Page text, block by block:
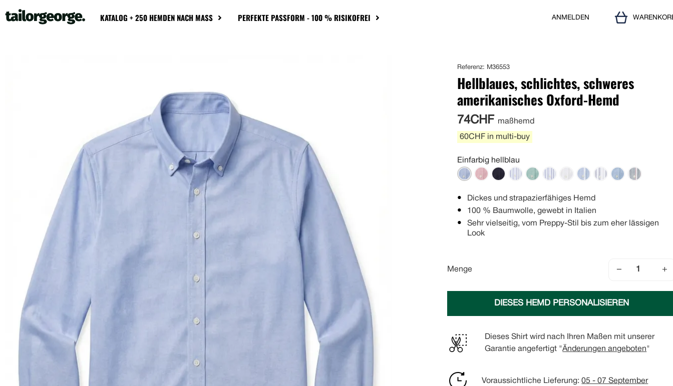
KATALOG + 250 HEMDEN NACH MASS PERFEKTE PASSFORM - 100 % RISIKOFREI ANMELDEN
Referenz: M36553
Hellblaues, schlichtes, schweres
amerikanisches Oxford-Hemd
74CHF maßhemd
60CHF in multi-buy
Einfarbig hellblau
Dickes und strapazierfähiges Hemd
100 % Baumwolle, gewebt in Italien
Sehr vielseitig, vom Preppy-Stil bis zum eher lässigen
Look
Menge − +
DIESES HEMD PERSONALISIEREN
Dieses Shirt wird nach Ihren Maßen mit unserer
Garantie angefertigt "Änderungen angeboten"
Voraussichtliche Lieferung:05 - 07 September